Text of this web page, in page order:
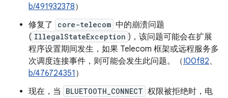
b/491932378）
修复了
core-telecom 中的崩溃问题
( IllegalStateException )，该问题可能会在扩展
程序设置期间发生，如果 Telecom 框架或远程服务多
次调度连接事件，则可能会发生此问题。（I00f82、
b/476724351 ）
现在，当
BLUETOOTH_CONNECT 权限被拒绝时，电